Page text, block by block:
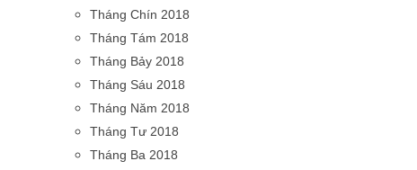
Tháng Chín 2018
Tháng Tám 2018
Tháng Bảy 2018
Tháng Sáu 2018
Tháng Năm 2018
Tháng Tư 2018
Tháng Ba 2018